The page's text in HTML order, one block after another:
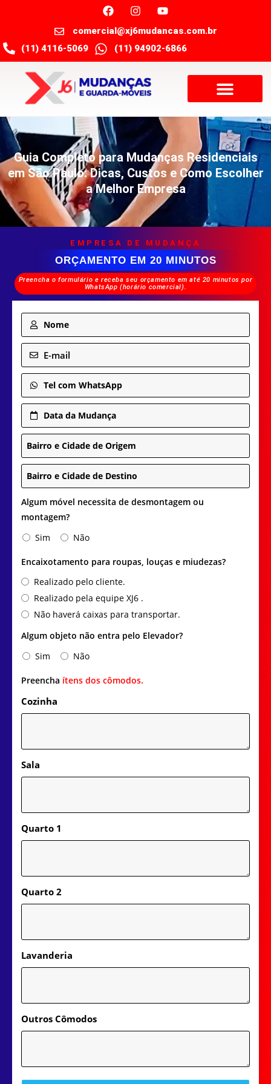
comercial@xj6mudancas.com.br
(11) 4116-5069
(11) 94902-6866
Guia Completo para Mudanças Residenciais
em São Paulo: Dicas, Custos e Como Escolher
a Melhor Empresa
EMPRESA DE MUDANÇA
ORÇAMENTO EM 20 MINUTOS
Preencha o formulário e receba seu orçamento em até 20 minutos por
WhatsApp (horário comercial).
Nome
E-mail
Tel com WhatsApp
Data da Mudança
Bairro e Cidade de Origem
Bairro e Cidade de Destino
Algum móvel necessita de desmontagem ou
montagem?
Sim
Não
Encaixotamento para roupas, louças e miudezas?
Realizado pelo cliente.
Realizado pela equipe XJ6 .
Não haverá caixas para transportar.
Algum objeto não entra pelo Elevador?
Sim
Não
Preencha ítens dos cômodos.
Cozinha
Sala
Quarto 1
Quarto 2
Lavanderia
Outros Cômodos